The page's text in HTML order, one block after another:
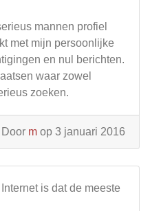
mannen profiel
met mijn persoonlijke
en nul berichten.
waar zowel
zoeken.
Door m op 3 januari 2016
is dat de meeste